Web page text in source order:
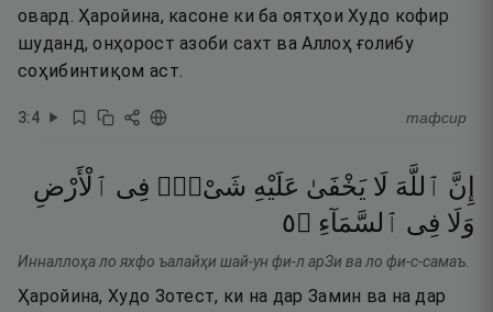
овард. Ҳаройина, касоне ки ба оятҳои Худо кофир
шуданд, онҳорост азоби сахт ва Аллоҳ ғолибу
соҳибинтиқом аст.
3:4 тафсир
إِنَّ ٱللَّهَ لَا يَخْفَىٰ عَلَيْهِ شَىْءٌۭ فِى ٱلْأَرْضِ
وَلَا فِى ٱلسَّمَآءِ ۝٥
Инналлоҳа ло яхфо ъалайҳи шай-ун фи-л арЗи ва ло фи-с-самаъ.
Ҳаройина, Худо Зотест, ки на дар Замин ва на дар